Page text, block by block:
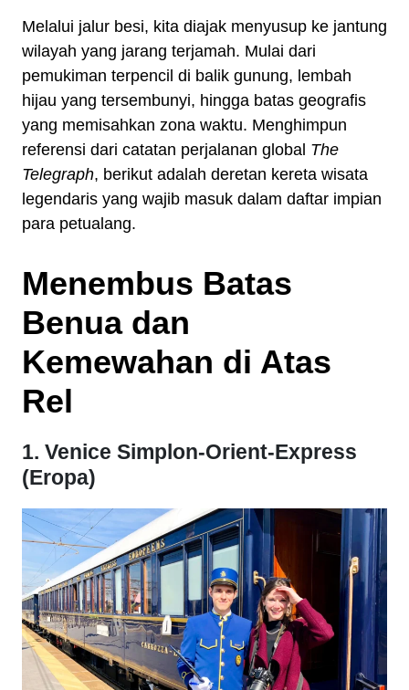
Melalui jalur besi, kita diajak menyusup ke jantung
wilayah yang jarang terjamah. Mulai dari
pemukiman terpencil di balik gunung, lembah
hijau yang tersembunyi, hingga batas geografis
yang memisahkan zona waktu. Menghimpun
referensi dari catatan perjalanan global The
Telegraph, berikut adalah deretan kereta wisata
legendaris yang wajib masuk dalam daftar impian
para petualang.
Menembus Batas
Benua dan
Kemewahan di Atas
Rel
1. Venice Simplon-Orient-Express
(Eropa)